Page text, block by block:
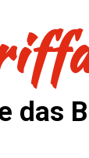
das